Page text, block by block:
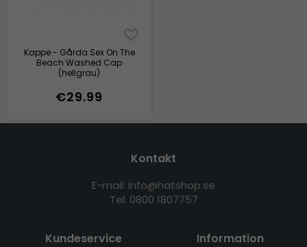
Kappe - Gårda Sex On The
Beach Washed Cap
(hellgrau)
€29.99
Kontakt
E-mail: info@hatshop.se
Tel: 0800 1807757
Kundeservice Information